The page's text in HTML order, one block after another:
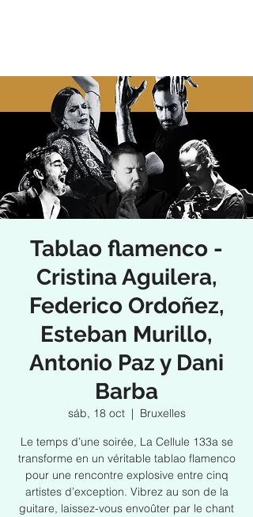
Tablao flamenco -
Cristina Aguilera,
Federico Ordoñez,
Esteban Murillo,
Antonio Paz y Dani
Barba
sáb, 18 oct
  |
Bruxelles
Le temps d’une soirée, La Cellule 133a se
transforme en un véritable tablao flamenco
pour une rencontre explosive entre cinq
artistes d’exception. Vibrez au son de la
guitare, laissez-vous envoûter par le chant